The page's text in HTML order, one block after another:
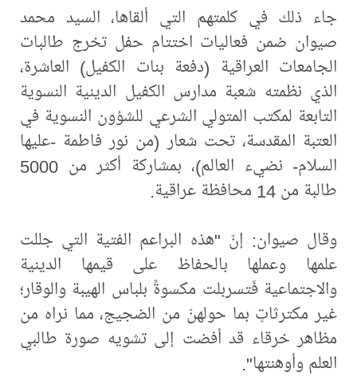
جاء ذلك في كلمتهم التي ألقاها، السيد محمد
صيوان ضمن فعاليات اختتام حفل تخرج طالبات
الجامعات العراقية (دفعة بنات الكفيل) العاشرة،
الذي نظمته شعبة مدارس الكفيل الدينية النسوية
التابعة لمكتب المتولي الشرعي للشؤون النسوية في
العتبة المقدسة، تحت شعار (من نور فاطمة -عليها
السلام- نضيء العالم)، بمشاركة أكثر من 5000
طالبة من 14 محافظة عراقية.
وقال صيوان: إنّ "هذه البراعم الفتية التي جللت
علمها وعملها بالحفاظ على قيمها الدينية
والاجتماعية فَتسربلت مكسوةً بلباس الهيبة والوقار؛
غير مكترثاتٍ بما حولهنّ من الضجيج، مما نراه من
مظاهر خرقاء قد أفضت إلى تشويه صورة طالبي
العلم وأوهنتها".